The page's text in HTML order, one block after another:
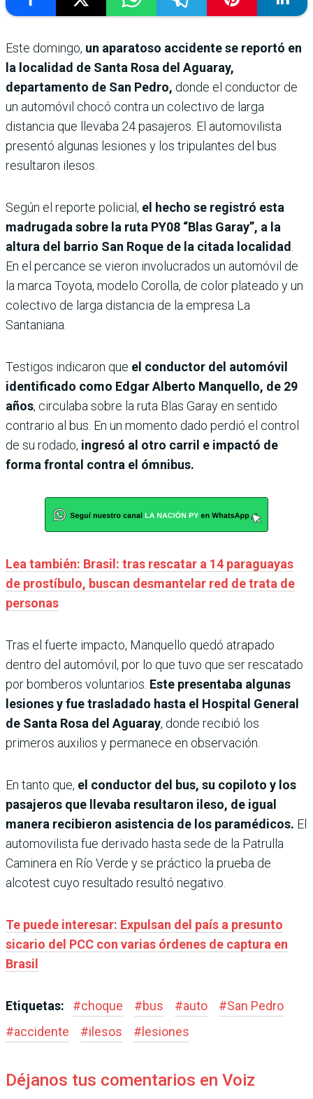
Este domingo, un aparatoso accidente se reportó en
la localidad de Santa Rosa del Aguaray,
departamento de San Pedro, donde el conductor de
un automóvil chocó contra un colectivo de larga
distancia que llevaba 24 pasajeros. El automovilista
presentó algunas lesiones y los tripulantes del bus
resultaron ilesos.
Según el reporte policial, el hecho se registró esta
madrugada sobre la ruta PY08 “Blas Garay”, a la
altura del barrio San Roque de la citada localidad
En el percance se vieron involucrados un automóvil de
la marca Toyota, modelo Corolla, de color plateado y un
colectivo de larga distancia de la empresa La
Santaniana.
Testigos indicaron que el conductor del automóvil
identificado como Edgar Alberto Manquello, de 29
años, circulaba sobre la ruta Blas Garay en sentido
contrario al bus. En un momento dado perdió el control
de su rodado, ingresó al otro carril e impactó de
forma frontal contra el ómnibus.
Lea también: Brasil: tras rescatar a 14 paraguayas
de prostíbulo, buscan desmantelar red de trata de
personas
Tras el fuerte impacto, Manquello quedó atrapado
dentro del automóvil, por lo que tuvo que ser rescatado
por bomberos voluntarios. Este presentaba algunas
lesiones y fue trasladado hasta el Hospital General
de Santa Rosa del Aguaray, donde recibió los
primeros auxilios y permanece en observación.
En tanto que, el conductor del bus, su copiloto y los
pasajeros que llevaba resultaron ileso, de igual
manera recibieron asistencia de los paramédicos. El
automovilista fue derivado hasta sede de la Patrulla
Caminera en Río Verde y se práctico la prueba de
alcotest cuyo resultado resultó negativo.
Te puede interesar: Expulsan del país a presunto
sicario del PCC con varias órdenes de captura en
Brasil
Etiquetas: #choque #bus #auto #San Pedro
#accidente #ilesos #lesiones
Déjanos tus comentarios en Voiz